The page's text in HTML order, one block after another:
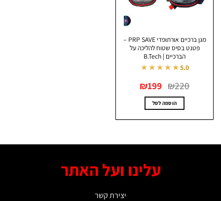
מגן ברכיים אורתופדי PRP SAVE –
פטנט בסיס שטוח להליכה על
הברכיים | B.Tech
★★★★★
₪ המקורי
היה:
₪220.
₪ 199 הנוכחי
הוא:
₪199.
הוספה לסל
עלינו ועל האתר
יצירת קשר